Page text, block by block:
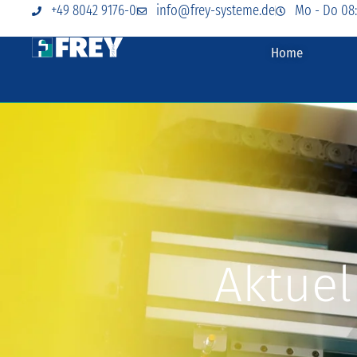
+49 8042 9176-0 info@frey-systeme.de Mo - Do
Home